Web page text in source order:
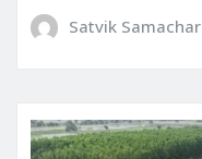
Satvik Samachar